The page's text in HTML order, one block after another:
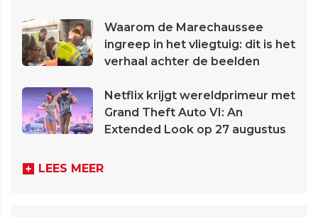
Waarom de Marechaussee
ingreep in het vliegtuig: dit is het
verhaal achter de beelden
Netflix krijgt wereldprimeur met
Grand Theft Auto VI: An
Extended Look op 27 augustus
LEES MEER